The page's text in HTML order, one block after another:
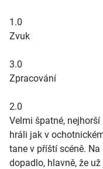
1.0
Zvuk
3.0
Zpracování
2.0
Velmi špatné,
hráli jak v
tane v příští scéně.
dopadlo, hlavně, že už